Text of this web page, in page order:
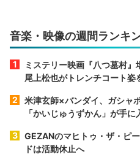
音楽・映像の週間ランキ
ミステリー映画『八つ墓村
尾上松也がトレンチコート姿
米津玄師×バンダイ、ガシ
「かいじゅうずかん」が手に
GEZANのマヒトゥ・ザ・ピ
ドは活動休止へ